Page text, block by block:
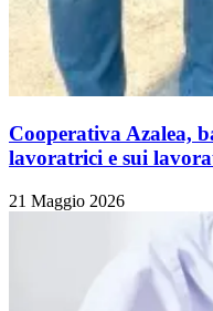
Cooperativa Azalea,
lavoratrici e sui
21 Maggio 2026